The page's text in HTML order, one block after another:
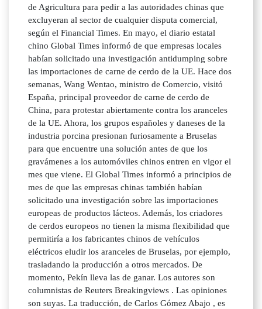
de Agricultura para pedir a las autoridades chinas que
excluyeran al sector de cualquier disputa comercial,
según el Financial Times. En mayo, el diario estatal
chino Global Times informó de que empresas locales
habían solicitado una investigación antidumping sobre
las importaciones de carne de cerdo de la UE. Hace dos
semanas, Wang Wentao, ministro de Comercio, visitó
España, principal proveedor de carne de cerdo de
China, para protestar abiertamente contra los aranceles
de la UE. Ahora, los grupos españoles y daneses de la
industria porcina presionan furiosamente a Bruselas
para que encuentre una solución antes de que los
gravámenes a los automóviles chinos entren en vigor el
mes que viene. El Global Times informó a principios de
mes de que las empresas chinas también habían
solicitado una investigación sobre las importaciones
europeas de productos lácteos. Además, los criadores
de cerdos europeos no tienen la misma flexibilidad que
permitiría a los fabricantes chinos de vehículos
eléctricos eludir los aranceles de Bruselas, por ejemplo,
trasladando la producción a otros mercados. De
momento, Pekín lleva las de ganar. Los autores son
columnistas de Reuters Breakingviews . Las opiniones
son suyas. La traducción, de Carlos Gómez Abajo , es